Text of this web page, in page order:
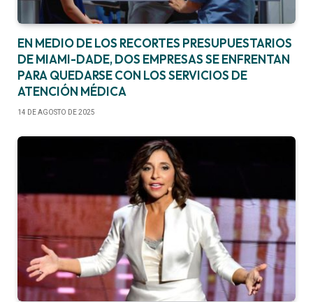
EN MEDIO DE LOS RECORTES PRESUPUESTARIOS
DE MIAMI-DADE, DOS EMPRESAS SE ENFRENTAN
PARA QUEDARSE CON LOS SERVICIOS DE
ATENCIÓN MÉDICA
14 DE AGOSTO DE 2025